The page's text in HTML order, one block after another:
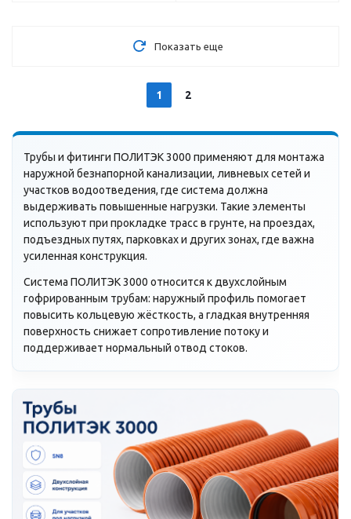
Показать еще
1 2
Трубы и фитинги ПОЛИТЭК 3000 применяют для монтажа
наружной безнапорной канализации, ливневых сетей и
участков водоотведения, где система должна
выдерживать повышенные нагрузки. Такие элементы
используют при прокладке трасс в грунте, на проездах,
подъездных путях, парковках и других зонах, где важна
усиленная конструкция.
Система ПОЛИТЭК 3000 относится к двухслойным
гофрированным трубам: наружный профиль помогает
повысить кольцевую жёсткость, а гладкая внутренняя
поверхность снижает сопротивление потоку и
поддерживает нормальный отвод стоков.